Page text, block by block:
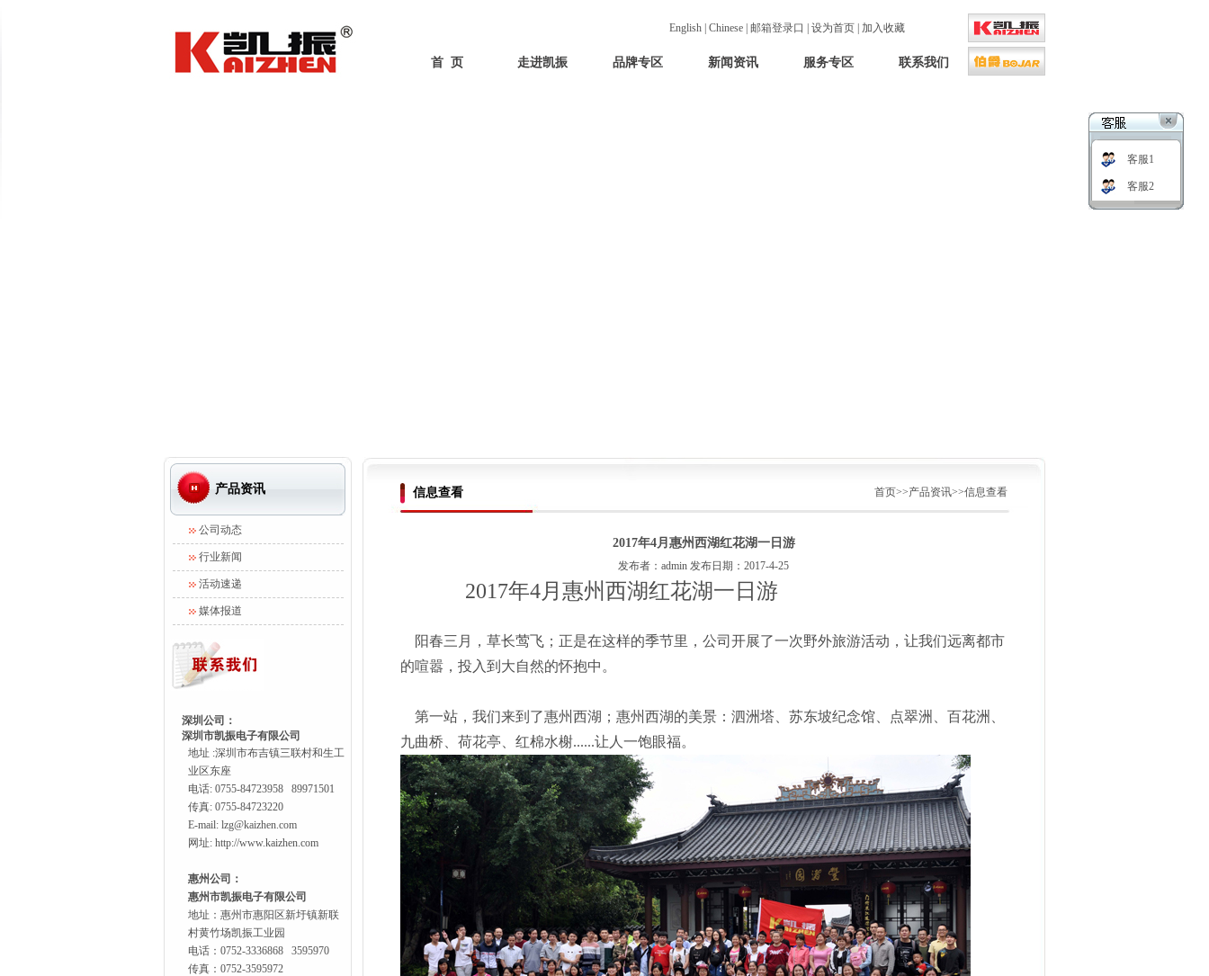
English Chinese 邮箱登录口 设为首页 加入收藏
首 页 走进凯振 品牌专区 新闻资讯 服务专区 联系我们
产品资讯
公司动态
行业新闻
活动速递
媒体报道
深圳公司：
深圳市凯振电子有限公司
地址 :深圳市布吉镇三联村和生工
业区东座
电话: 0755-84723958 89971501
传真: 0755-84723220
E-mail: lzg@kaizhen.com
网址: http://www.kaizhen.com
惠州公司：
惠州市凯振电子有限公司
地址：惠州市惠阳区新圩镇新联
村黄竹场凯振工业园
电话：0752-3336868 3595970
传真：0752-3595972
信息查看 首页>>产品资讯>>信息查看
2017年4月惠州西湖红花湖一日游
发布者：admin 发布日期：2017-4-25
2017年4月惠州西湖红花湖一日游
阳春三月，草长莺飞；正是在这样的季节里，公司开展了一次野外旅游活动，让我们远离都市
的喧嚣，投入到大自然的怀抱中。
第一站，我们来到了惠州西湖；惠州西湖的美景：泗洲塔、苏东坡纪念馆、点翠洲、百花洲、
九曲桥、荷花亭、红棉水榭......让人一饱眼福。
客服1
客服2